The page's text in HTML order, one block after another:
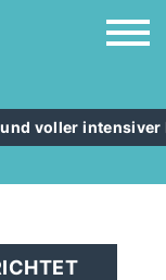
voller intensiver